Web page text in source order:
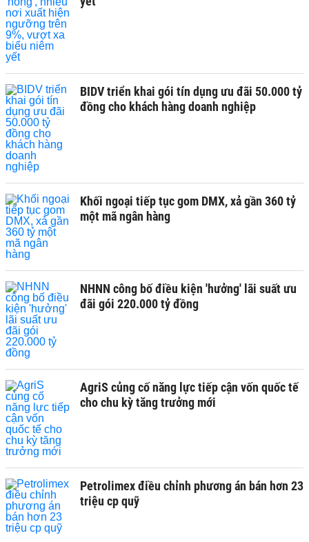
BIDV triển khai gói tín dụng ưu đãi 50.000 tỷ
đồng cho khách hàng doanh nghiệp
Khối ngoại tiếp tục gom DMX, xả gần 360 tỷ
một mã ngân hàng
NHNN công bố điều kiện 'hưởng' lãi suất ưu
đãi gói 220.000 tỷ đồng
AgriS củng cố năng lực tiếp cận vốn quốc tế
cho chu kỳ tăng trưởng mới
Petrolimex điều chỉnh phương án bán hơn 23
triệu cp quỹ